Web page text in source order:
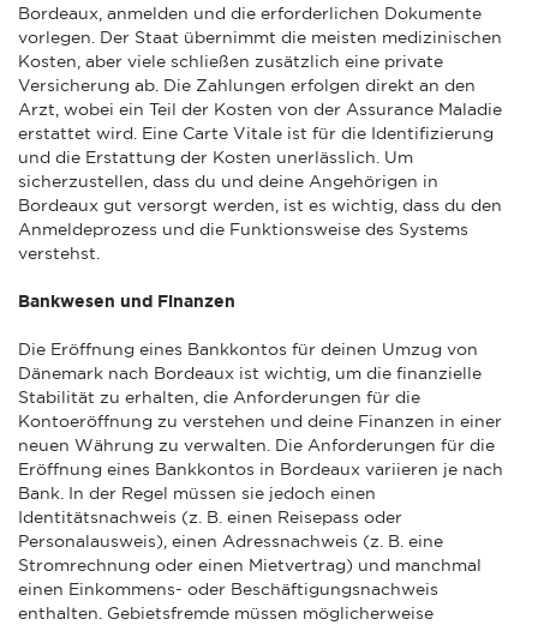
Bordeaux, anmelden und die erforderlichen Dokumente
vorlegen. Der Staat übernimmt die meisten medizinischen
Kosten, aber viele schließen zusätzlich eine private
Versicherung ab. Die Zahlungen erfolgen direkt an den
Arzt, wobei ein Teil der Kosten von der Assurance Maladie
erstattet wird. Eine Carte Vitale ist für die Identifizierung
und die Erstattung der Kosten unerlässlich. Um
sicherzustellen, dass du und deine Angehörigen in
Bordeaux gut versorgt werden, ist es wichtig, dass du den
Anmeldeprozess und die Funktionsweise des Systems
verstehst.
Bankwesen und Finanzen
Die Eröffnung eines Bankkontos für deinen Umzug von
Dänemark nach Bordeaux ist wichtig, um die finanzielle
Stabilität zu erhalten, die Anforderungen für die
Kontoeröffnung zu verstehen und deine Finanzen in einer
neuen Währung zu verwalten. Die Anforderungen für die
Eröffnung eines Bankkontos in Bordeaux variieren je nach
Bank. In der Regel müssen sie jedoch einen
Identitätsnachweis (z. B. einen Reisepass oder
Personalausweis), einen Adressnachweis (z. B. eine
Stromrechnung oder einen Mietvertrag) und manchmal
einen Einkommens- oder Beschäftigungsnachweis
enthalten. Gebietsfremde müssen möglicherweise